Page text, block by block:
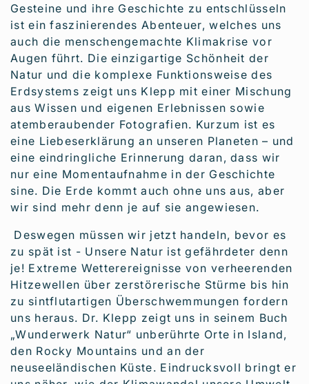
Gesteine und ihre Geschichte zu entschlüsseln
ist ein faszinierendes Abenteuer, welches uns
auch die menschengemachte Klimakrise vor
Augen führt. Die einzigartige Schönheit der
Natur und die komplexe Funktionsweise des
Erdsystems zeigt uns Klepp mit einer Mischung
aus Wissen und eigenen Erlebnissen sowie
atemberaubender Fotografien. Kurzum ist es
eine Liebeserklärung an unseren Planeten – und
eine eindringliche Erinnerung daran, dass wir
nur eine Momentaufnahme in der Geschichte
sine. Die Erde kommt auch ohne uns aus, aber
wir sind mehr denn je auf sie angewiesen.
Deswegen müssen wir jetzt handeln, bevor es
zu spät ist - Unsere Natur ist gefährdeter denn
je! Extreme Wetterereignisse von verheerenden
Hitzewellen über zerstörerische Stürme bis hin
zu sintflutartigen Überschwemmungen fordern
uns heraus. Dr. Klepp zeigt uns in seinem Buch
„Wunderwerk Natur“ unberührte Orte in Island,
den Rocky Mountains und an der
neuseeländischen Küste. Eindrucksvoll bringt er